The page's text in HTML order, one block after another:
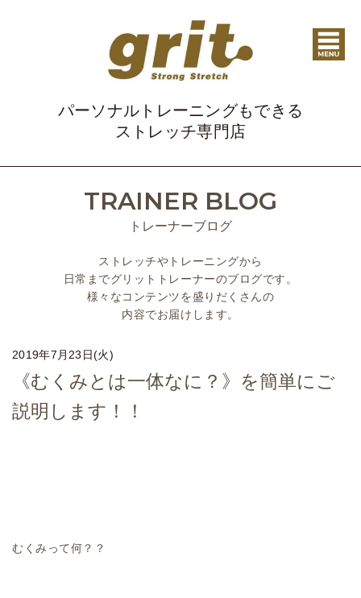
パーソナルトレーニングもできる
ストレッチ専門店
TRAINER BLOG
トレーナーブログ
ストレッチやトレーニングから
日常までグリットトレーナーのブログです。
様々なコンテンツを盛りだくさんの
内容でお届けします。
2019年7月23日(火)
《むくみとは一体なに？》を簡単にご
説明します！！
むくみって何？？